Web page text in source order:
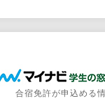
合宿免許が申込める